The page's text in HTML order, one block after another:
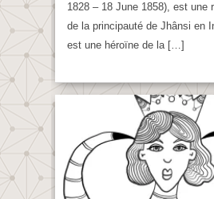
1828 – 18 June 1858), est une
de la principauté de Jhânsi en
est une héroïne de la […]